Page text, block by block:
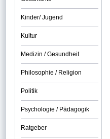
Kinder/ Jugend
Kultur
Medizin / Gesundheit
Philosophie / Religion
Politik
Psychologie / Pädagogik
Ratgeber